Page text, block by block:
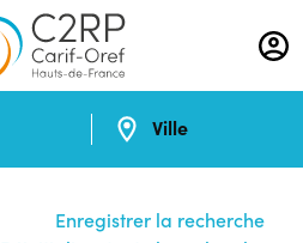
Aller
au
contenu
Ville
Enregistrer la recherche